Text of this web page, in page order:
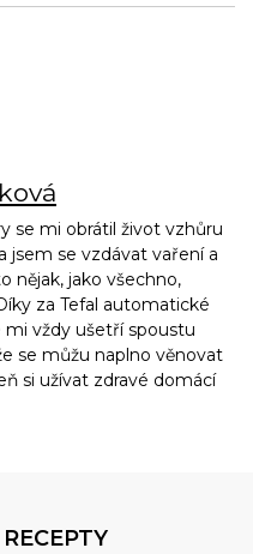
se mi obrátil život vzhůru
jsem se vzdávat vaření a
nějak, jako všechno,
za Tefal automatické
vždy ušetří spoustu
se můžu naplno věnovat
si užívat zdravé domácí